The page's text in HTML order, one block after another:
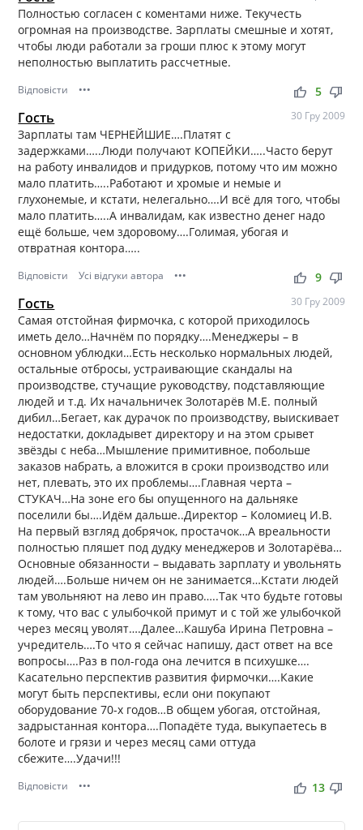
Полностью согласен с коментами ниже. Текучесть
огромная на производстве. Зарплаты смешные и хотят,
чтобы люди работали за гроши плюс к этому могут
неполностью выплатить рассчетные.
Відповісти ••• thumb_up thumb_down
5
Гость 30 Гру 2009
Зарплаты там ЧЕРНЕЙШИЕ….Платят с
задержками…..Люди получают КОПЕЙКИ…..Часто берут
на работу инвалидов и придурков, потому что им можно
мало платить…..Работают и хромые и немые и
глухонемые, и кстати, нелегально….И всё для того, чтобы
мало платить…..А инвалидам, как известно денег надо
ещё больше, чем здоровому….Голимая, убогая и
отвратная контора…..
Відповісти Усі відгуки автора ••• thumb_up thumb_down
9
Гость 30 Гру 2009
Самая отстойная фирмочка, с которой приходилось
иметь дело…Начнём по порядку….Менеджеры – в
основном ублюдки…Есть несколько нормальных людей,
остальные отбросы, устраивающие скандалы на
производстве, стучащие руководству, подставляющие
людей и т.д. Их начальничек Золотарёв М.Е. полный
дибил…Бегает, как дурачок по производству, выискивает
недостатки, докладывет директору и на этом срывет
звёзды с неба…Мышление примитивное, побольше
заказов набрать, а вложится в сроки производство или
нет, плевать, это их проблемы….Главная черта –
СТУКАЧ…На зоне его бы опущенного на дальняке
поселили бы….Идём дальше..Директор – Коломиец И.В.
На первый взгляд добрячок, простачок…А вреальности
полностью пляшет под дудку менеджеров и Золотарёва…
Основные обязанности – выдавать зарплату и увольнять
людей….Больше ничем он не занимается…Кстати людей
там увольняют на лево ин право…..Так что будьте готовы
к тому, что вас с улыбочкой примут и с той же улыбочкой
через месяц уволят….Далее…Кашуба Ирина Петровна –
учредитель….То что я сейчас напишу, даст ответ на все
вопросы….Раз в пол-года она лечится в психушке….
Касательно перспектив развития фирмочки….Какие
могут быть перспективы, если они покупают
оборудование 70-х годов…В общем убогая, отстойная,
задрыстанная контора….Попадёте туда, выкупаетесь в
болоте и грязи и через месяц сами оттуда
сбежите….Удачи!!!
Відповісти ••• thumb_up thumb_down
13